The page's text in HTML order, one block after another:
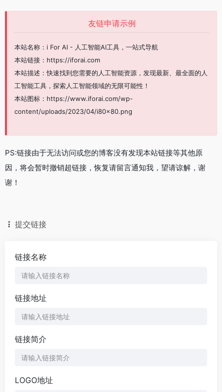
友链申请示例
本站名称：i For AI - 人工智能AI工具，一站式导航
本站链接：https://iforai.com
本站描述：快速找到您需要的人工智能资源，发现最新、最全面的人
工智能工具，探索人工智能领域的无限可能性！
本站图标：https://www.iforai.com/wp-
content/uploads/2023/04/i80x80.png
PS:链接由于无法访问或您的博客没有发现本站链接等其他原
因，将会暂时撤销超链接，恢复请留言通知我，望请谅解，谢
谢！
提交链接
链接名称
链接地址
链接简介
LOGO地址